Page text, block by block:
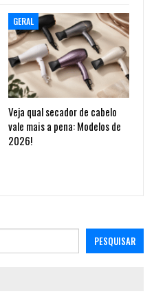
GERAL
Veja qual secador de cabelo
vale mais a pena: Modelos de
2026!
PESQUISAR